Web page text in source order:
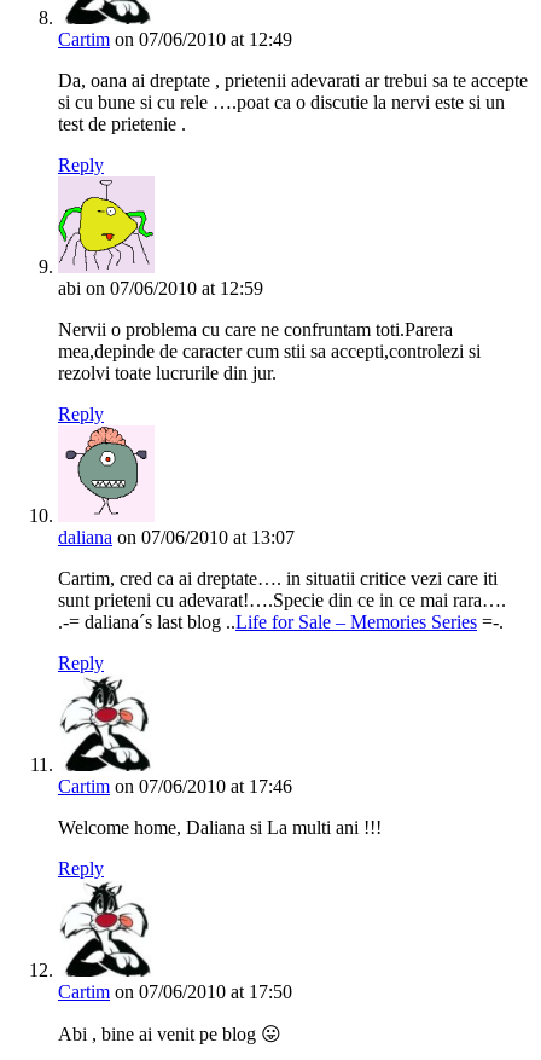
Cartim on 07/06/2010 at 12:49
Da, oana ai dreptate , prietenii adevarati ar trebui sa te accepte
si cu bune si cu rele ….poat ca o discutie la nervi este si un
test de prietenie .
Reply
abi on 07/06/2010 at 12:59
Nervii o problema cu care ne confruntam toti.Parera
mea,depinde de caracter cum stii sa accepti,controlezi si
rezolvi toate lucrurile din jur.
Reply
daliana on 07/06/2010 at 13:07
Cartim, cred ca ai dreptate…. in situatii critice vezi care iti
sunt prieteni cu adevarat!….Specie din ce in ce mai rara….
.-= daliana´s last blog ..Life for Sale – Memories Series =-.
Reply
Cartim on 07/06/2010 at 17:46
Welcome home, Daliana si La multi ani !!!
Reply
Cartim on 07/06/2010 at 17:50
Abi , bine ai venit pe blog 😛